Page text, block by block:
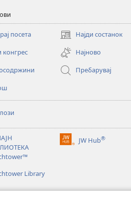
посета Најди состанок
(opens
new
window)
конгрес
Најново
Пребарувај
JW Hub®
(opens
Library